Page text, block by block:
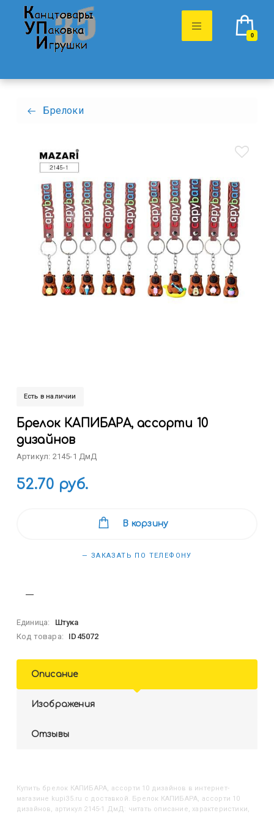
0
Брелоки
Есть в наличии
Брелок КАПИБАРА, ассорти 10
дизайнов
Артикул: 2145-1 ДмД
52.70 руб.
В корзину
— ЗАКАЗАТЬ ПО ТЕЛЕФОНУ
Единица:
Штука
Код товара:
ID45072
Описание
Изображения
Отзывы
Купить Брелок КАПИБАРА, ассорти 10 дизайнов в интернет-
магазине kupi35.ru с доставкой. Брелок КАПИБАРА, ассорти 10
дизайнов, артикул 2145-1 ДмД: читать описание, характеристики,